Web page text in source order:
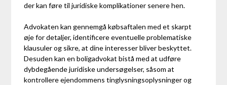
der kan føre til juridiske komplikationer senere hen.
Advokaten kan gennemgå købsaftalen med et skarpt
øje for detaljer, identificere eventuelle problematiske
klausuler og sikre, at dine interesser bliver beskyttet.
Desuden kan en boligadvokat bistå med at udføre
dybdegående juridiske undersøgelser, såsom at
kontrollere ejendommens tinglysningsoplysninger og